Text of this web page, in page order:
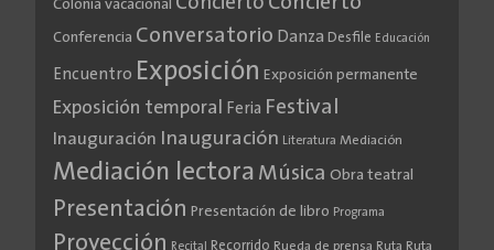
Colonia vacacional Concierto
Conferencia Conversatorio Danza Desfile Educación
Encuentro Exposición Exposición permanente
Exposición temporal Feria Festival
Inauguración Inauguración Literatura Mediación
Mediación lectora Música Obra teatral
Presentación Presentación de libro Programa
Proyección Recorrido Rueda de prensa Ruta Ruta